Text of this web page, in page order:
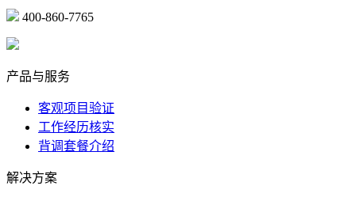
400-860-7765
产品与服务
客观项目验证
工作经历核实
背调套餐介绍
解决方案